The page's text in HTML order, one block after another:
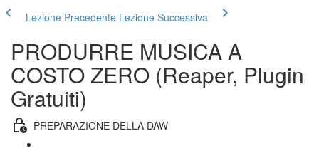
Lezione Precedente Lezione Successiva
PRODURRE MUSICA A
COSTO ZERO (Reaper, Plugin
Gratuiti)
PREPARAZIONE DELLA DAW